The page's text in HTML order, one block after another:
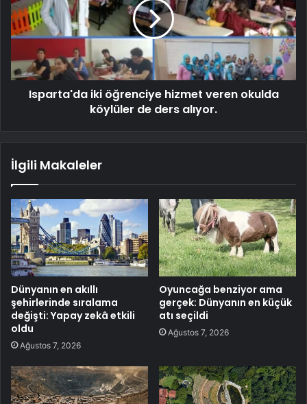
Isparta'da iki öğrenciye hizmet veren okulda
köylüler de ders alıyor.
İlgili Makaleler
Dünyanın en akıllı
şehirlerinde sıralama
değişti: Yapay zekâ etkili
oldu
Ağustos 7, 2026
Oyuncağa benziyor ama
gerçek: Dünyanın en küçük
atı seçildi
Ağustos 7, 2026